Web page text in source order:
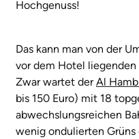
Hochgenuss!
Das kann man von der
vor dem Hotel
Zwar wartet derAl
bis 150 Euro) mit 18
abwechslungsreichen
wenig ondulierten